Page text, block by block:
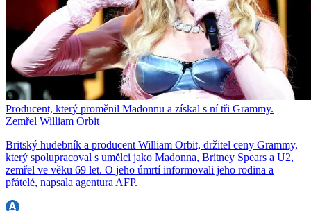
Producent, který proměnil Madonnu a získal s ní tři Grammy.
Zemřel William Orbit
Britský hudebník a producent William Orbit, držitel ceny Grammy,
který spolupracoval s umělci jako Madonna, Britney Spears a U2,
zemřel ve věku 69 let. O jeho úmrtí informovali jeho rodina a
přátelé, napsala agentura AFP.